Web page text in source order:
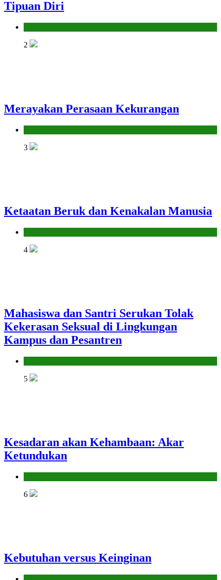
Tipuan Diri
2
Merayakan Perasaan Kekurangan
3
Ketaatan Beruk dan Kenakalan Manusia
4
Mahasiswa dan Santri Serukan Tolak
Kekerasan Seksual di Lingkungan
Kampus dan Pesantren
5
Kesadaran akan Kehambaan: Akar
Ketundukan
6
Kebutuhan versus Keinginan